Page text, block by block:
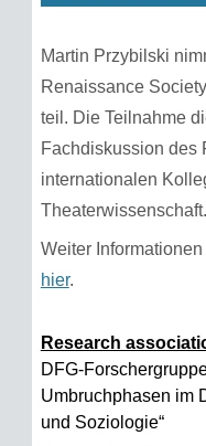
Martin Przybilski
Renaissance
teil. Die Teilnahme
Fachdiskussion des
internationalen
Theaterwissenschaft.
Weiter
hier.
Research
DFG-
Umbruchphasen im
und Soziologie“